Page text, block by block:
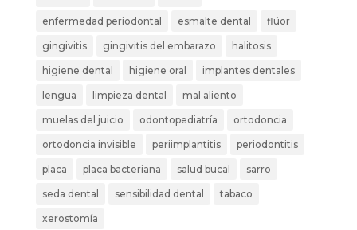
enfermedad periodontal esmalte dental flúor
gingivitis gingivitis del embarazo halitosis
higiene dental higiene oral implantes dentales
lengua limpieza dental mal aliento
muelas del juicio odontopediatría ortodoncia
ortodoncia invisible periimplantitis periodontitis
placa placa bacteriana salud bucal sarro
seda dental sensibilidad dental tabaco
xerostomía